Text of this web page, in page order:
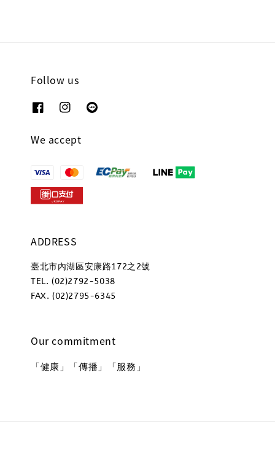
Follow us
We accept
ADDRESS
臺北市內湖區安康路172之2號
TEL. (02)2792-5038
FAX. (02)2795-6345
Our commitment
「健康」「傳播」「服務」